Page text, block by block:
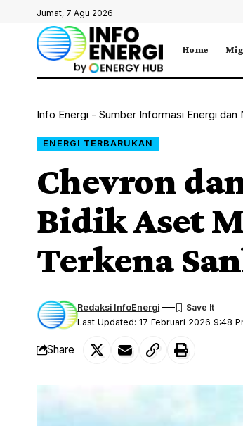
Jumat, 7 Agu 2026
Home
Info Energi - Sumber Informasi Energi dan
ENERGI TERBARUKAN
Chevron
Bidik Aset
Terkena
Last Updated: 17 Februari 2026 9:48
Redaksi InfoEnergi
Share